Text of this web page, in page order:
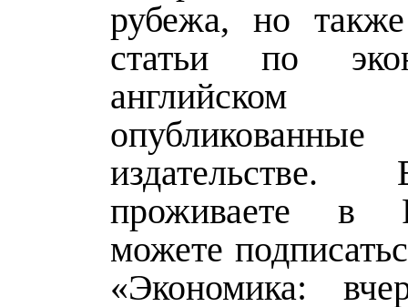
рубежа, но
статьи по
проживаете в
можете
«Экономика: